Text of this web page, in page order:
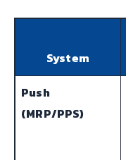
System
Push
(MRP/PPS)